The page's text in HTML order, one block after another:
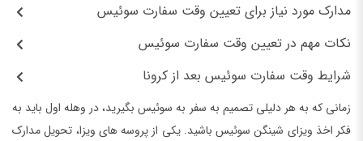
مدارک مورد نیاز برای تعیین وقت سفارت سوئیس
نکات مهم در تعیین وقت سفارت سوئیس
شرایط وقت سفارت سوئیس بعد از کرونا
زمانی که به هر دلیلی تصمیم به سفر به سوئیس بگیرید، در وهله اول باید به
فکر اخذ ویزای شینگن سوئیس باشید. یکی از پروسه های ویزا، تحویل مدارک